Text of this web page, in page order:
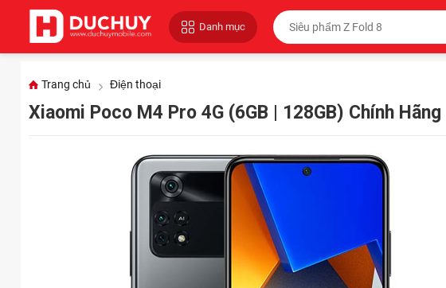
Danh mục
Trang chủ Điện thoại
Xiaomi Poco M4 Pro 4G (6GB | 128GB) Chính Hãng